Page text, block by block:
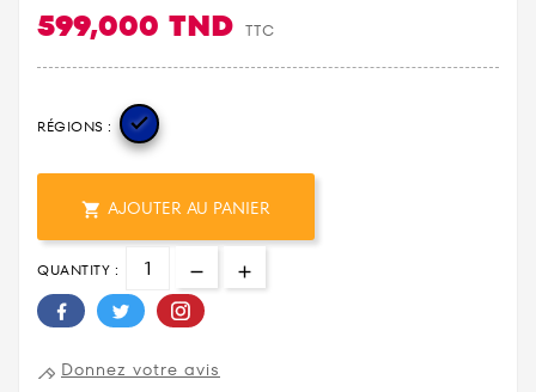
599,000 TND TTC
RÉGIONS : 
 AJOUTER AU PANIER
QUANTITY :
Donnez votre avis